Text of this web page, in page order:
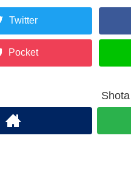
Twitter
Pocket